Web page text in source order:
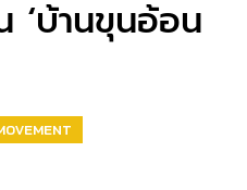
‘บ้านขุนอ้อน